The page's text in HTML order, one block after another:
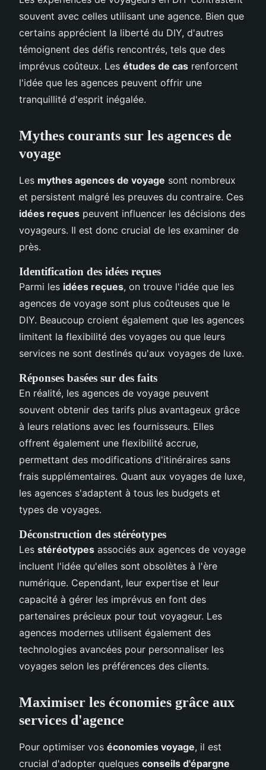
souvent avec celles utilisant une agence. Bien que
certains apprécient la liberté du DIY, d'autres
témoignent des défis rencontrés, tels que des
imprévus coûteux. Les études de cas renforcent
l'idée que les agences peuvent offrir une
tranquillité d'esprit inégalée.
Mythes courants sur les agences de
voyage
Les mythes agences de voyage sont nombreux
et persistent malgré les preuves du contraire. Ces
idées reçues peuvent influencer les décisions des
voyageurs. Il est donc crucial de les examiner de
près.
Identification des idées reçues
Parmi les idées reçues, on trouve l'idée que les
agences de voyage sont plus coûteuses que le
DIY. Beaucoup croient également que les agences
limitent la flexibilité des voyages ou que leurs
services ne sont destinés qu'aux voyages de luxe.
Réponses basées sur des faits
En réalité, les agences de voyage peuvent
souvent obtenir des tarifs plus avantageux grâce
à leurs relations avec les fournisseurs. Elles
offrent également une flexibilité accrue,
permettant des modifications d'itinéraires sans
frais supplémentaires. Quant aux voyages de luxe,
les agences s'adaptent à tous les budgets et
types de voyages.
Déconstruction des stéréotypes
Les stéréotypes associés aux agences de voyage
incluent l'idée qu'elles sont obsolètes à l'ère
numérique. Cependant, leur expertise et leur
capacité à gérer les imprévus en font des
partenaires précieux pour tout voyageur. Les
agences modernes utilisent également des
technologies avancées pour personnaliser les
voyages selon les préférences des clients.
Maximiser les économies grâce aux
services d'agence
Pour optimiser vos économies voyage, il est
crucial d'adopter quelques conseils d'épargne